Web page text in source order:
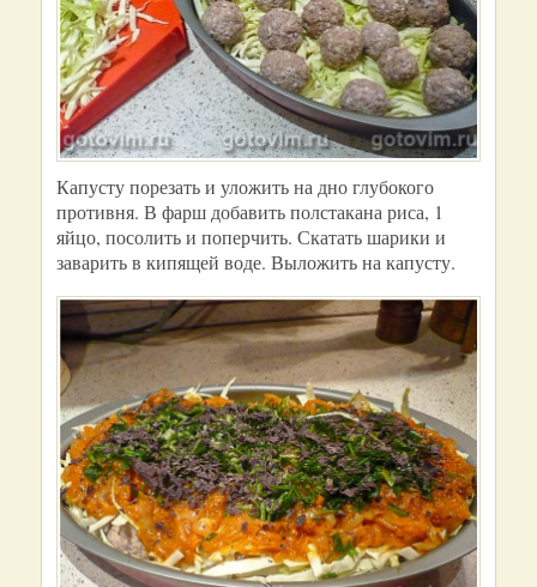
Капусту порезать и уложить на дно глубокого
противня. В фарш добавить полстакана риса, 1
яйцо, посолить и поперчить. Скатать шарики и
заварить в кипящей воде. Выложить на капусту.